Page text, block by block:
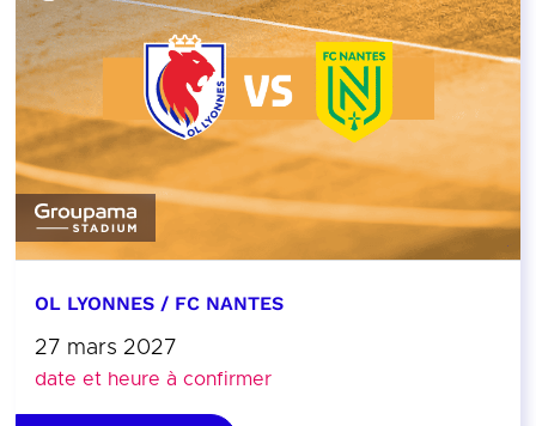
OL LYONNES / FC NANTES
27 mars 2027
date et heure à confirmer